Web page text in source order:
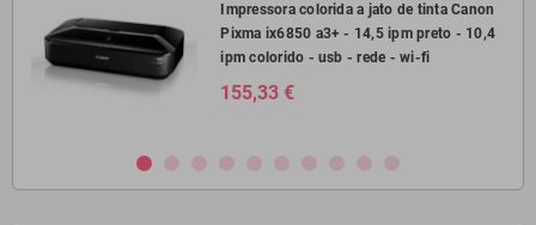
Impressora colorida a jato de tinta Canon
Pixma ix6850 a3+ - 14,5 ipm preto - 10,4
ipm colorido - usb - rede - wi-fi
155,33 €